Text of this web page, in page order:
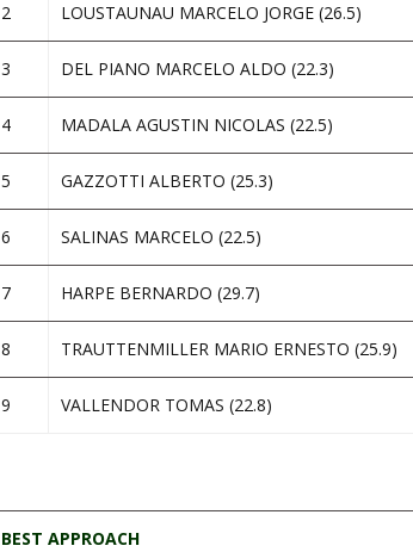
2 LOUSTAUNAU MARCELO JORGE (26.5)
3 DEL PIANO MARCELO ALDO (22.3)
4 MADALA AGUSTIN NICOLAS (22.5)
5 GAZZOTTI ALBERTO (25.3)
6 SALINAS MARCELO (22.5)
7 HARPE BERNARDO (29.7)
8 TRAUTTENMILLER MARIO ERNESTO (25.9)
9 VALLENDOR TOMAS (22.8)
BEST APPROACH